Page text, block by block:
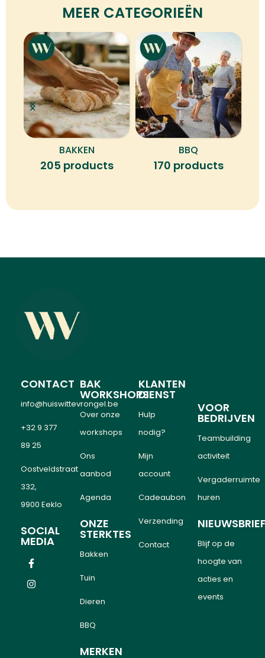
MEER CATEGORIEËN
BAKKEN
205 products
BBQ
170 products
CONTACT
info@huiswittevrongel.be
+32 9 377
89 25
Oostveldstraat
332,
9900 Eeklo
SOCIAL
MEDIA
BAK
WORKSHOPS
Over onze
workshops
Ons
aanbod
Agenda
ONZE
STERKTES
Bakken
Tuin
Dieren
BBQ
MERKEN
KLANTEN
DIENST
Hulp
nodig?
Mijn
account
Cadeaubon
Verzending
Contact
VOOR
BEDRIJVEN
Teambuilding
activiteit
Vergaderruimte
huren
Blijf op de
hoogte van
acties en
events